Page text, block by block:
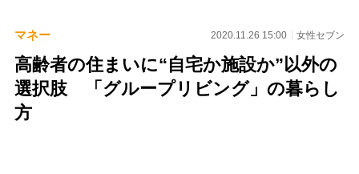
マネー 2020.11.26 15:00 女性セブン
高齢者の住まいに“自宅か施設か”以外の
選択肢 「グループリビング」の暮らし
方